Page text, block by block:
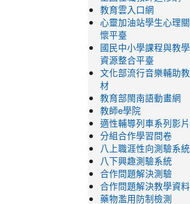
教育雲入口網
心靈加油站學生心理關
懷平臺
國民中小學課程與教學
資源整合平臺
文化部流行音樂輔助教
材
教育部閩南語動畫網
教師e學院
適性輔導列車系列影片
分組合作學習問卷
八上職涯性向測驗系統
八下興趣測驗系統
合作問題解決測驗
合作問題解決教學資料
藥物濫用防制檢測